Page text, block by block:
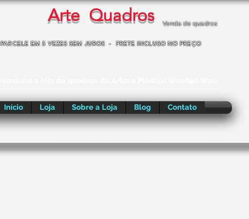
Arte Quadros Venda de quadros
PARCELE EM 5 VEZES SEM JUROS - FRETE INCLUSO NO PREÇO
Início Loja Sobre a Loja Blog Contato